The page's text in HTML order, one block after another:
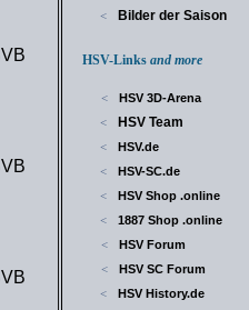
< Bilder der Saison
HSV-Links and more
< HSV 3D-Arena
< HSV Team
< HSV.de
< HSV-SC.de
< HSV Shop .online
< 1887 Shop .online
< HSV Forum
< HSV SC Forum
< HSV History.de